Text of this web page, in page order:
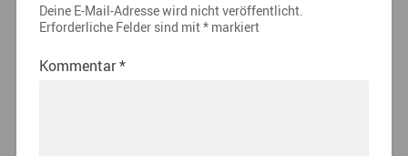
Deine E-Mail-Adresse wird nicht veröffentlicht.
Erforderliche Felder sind mit*markiert
Kommentar*